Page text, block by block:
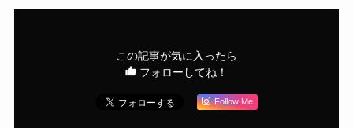
この記事が気に入ったら
フォローしてね！
Follow Me